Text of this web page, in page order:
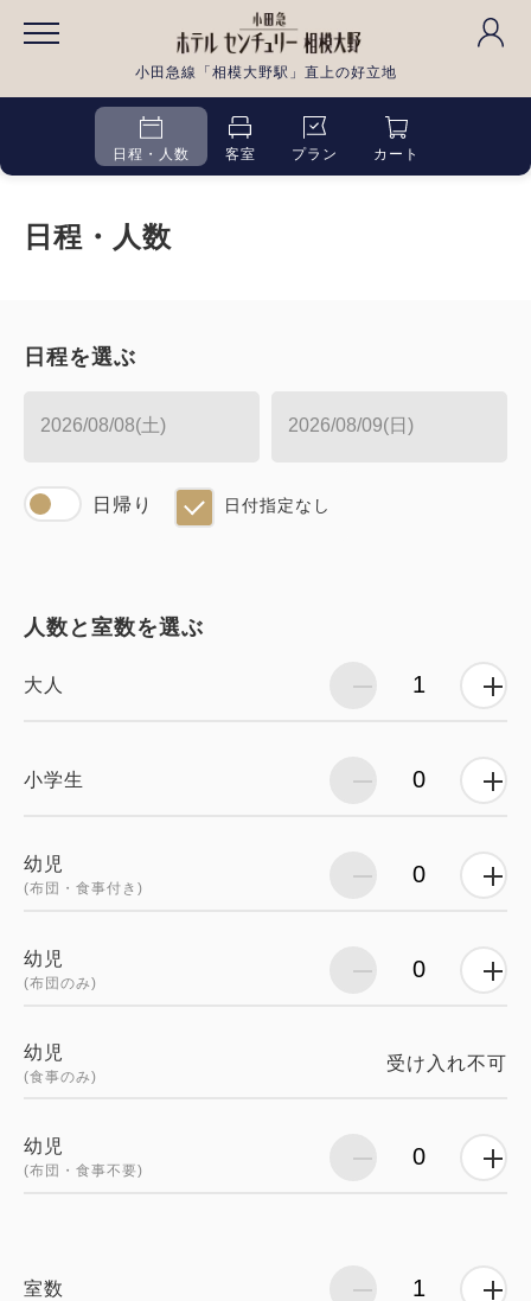
小田急線「相模大野駅」直上の好立地
日程・人数 客室 プラン カート
日程・人数
日程を選ぶ
日帰り 日付指定なし
人数と室数を選ぶ
大人
小学生
幼児
(布団・食事付き)
幼児
(布団のみ)
幼児
(食事のみ)
受け入れ不可
幼児
(布団・食事不要)
室数